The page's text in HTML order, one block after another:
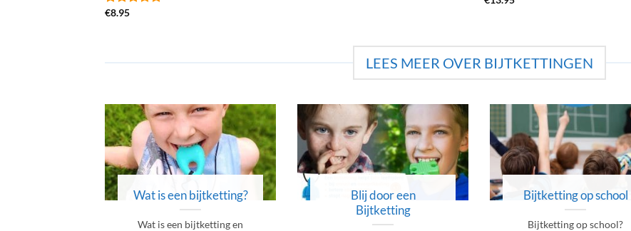
Gewaardeerd
€8.95
LEES MEER OVER BIJTKETTINGEN
Wat is een bijtketting?
Wat is een bijtketting en
Blij door een
Bijtketting
Bijtketting op school
Bijtketting op school?